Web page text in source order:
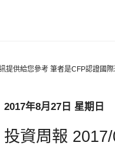
提供給您參考 筆者是CFP認證國
2017年8月27日 星期日
投資周報